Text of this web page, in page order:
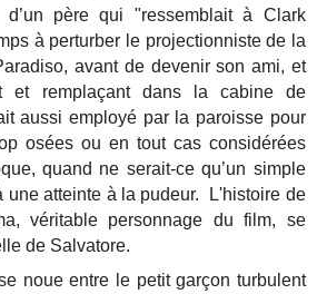
père qui "ressemblait à Clark
à perturber le projectionniste de la
avant de devenir son ami, et
et remplaçant dans la cabine de
aussi employé par la paroisse pour
osées ou en tout cas considérées
quand ne serait-ce qu’un simple
une atteinte à la pudeur. L'histoire de
véritable personnage du film, se
de Salvatore.
noue entre le petit garçon turbulent